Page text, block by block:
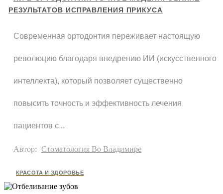
РЕЗУЛЬТАТОВ ИСПРАВЛЕНИЯ ПРИКУСА
Современная ортодонтия переживает настоящую
революцию благодаря внедрению ИИ (искусственного
интеллекта), который позволяет существенно
повысить точность и эффективность лечения
пациентов с...
Автор: Стоматология Во Владимире
КРАСОТА И ЗДОРОВЬЕ